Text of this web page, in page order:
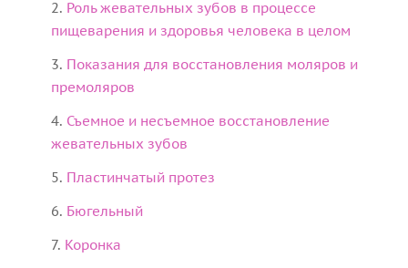
Роль жевательных зубов в процессе
пищеварения и здоровья человека в целом
Показания для восстановления моляров и
премоляров
Съемное и несъемное восстановление
жевательных зубов
Пластинчатый протез
Бюгельный
Коронка